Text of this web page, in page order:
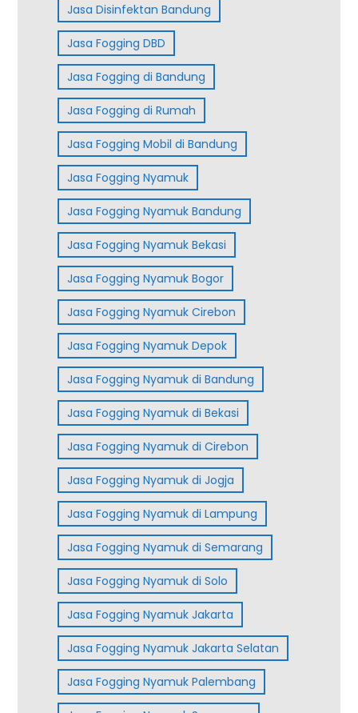
Jasa Disinfektan Bandung
Jasa Fogging DBD
Jasa Fogging di Bandung
Jasa Fogging di Rumah
Jasa Fogging Mobil di Bandung
Jasa Fogging Nyamuk
Jasa Fogging Nyamuk Bandung
Jasa Fogging Nyamuk Bekasi
Jasa Fogging Nyamuk Bogor
Jasa Fogging Nyamuk Cirebon
Jasa Fogging Nyamuk Depok
Jasa Fogging Nyamuk di Bandung
Jasa Fogging Nyamuk di Bekasi
Jasa Fogging Nyamuk di Cirebon
Jasa Fogging Nyamuk di Jogja
Jasa Fogging Nyamuk di Lampung
Jasa Fogging Nyamuk di Semarang
Jasa Fogging Nyamuk di Solo
Jasa Fogging Nyamuk Jakarta
Jasa Fogging Nyamuk Jakarta Selatan
Jasa Fogging Nyamuk Palembang